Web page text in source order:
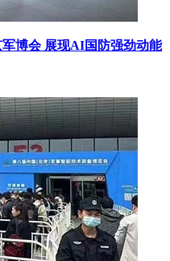
博会 展现AI国防强劲动能